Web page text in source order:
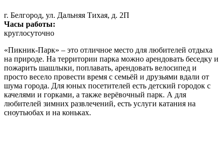
г. Белгород, ул. Дальняя Тихая, д. 2П
Часы работы:
круглосуточно
«Пикник-Парк» – это отличное место для любителей отдыха
на природе. На территории парка можно арендовать беседку и
пожарить шашлыки, поплавать, арендовать велосипед и
просто весело провести время с семьёй и друзьями вдали от
шума города. Для юных посетителей есть детский городок с
качелями и горками, а также верёвочный парк. А для
любителей зимних развлечений, есть услуги катания на
сноутьюбах и на коньках.